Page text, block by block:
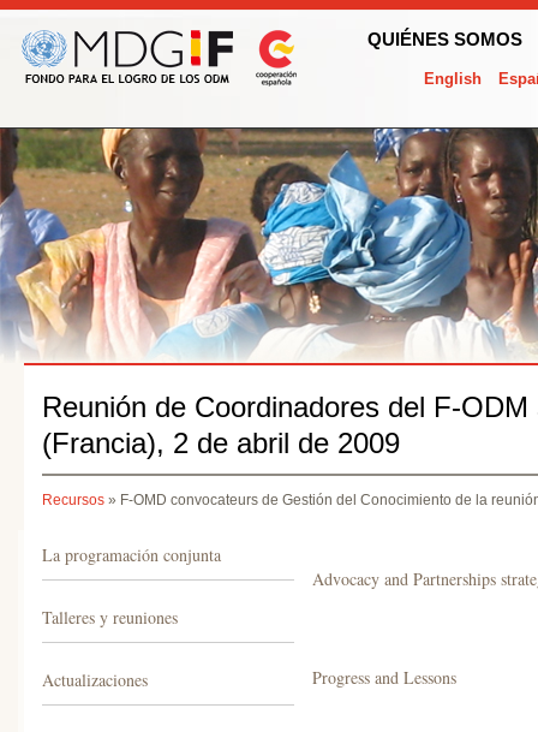
QUIÉNES SOMOS
English
Reunión de Coordinadores del F-
(Francia), 2 de abril de 2009
Recursos » F-OMD convocateurs de Gestión del Conocimiento de la
La programación conjunta
Talleres y reuniones
Actualizaciones
Advocacy and Partnerships
Progress and Lessons